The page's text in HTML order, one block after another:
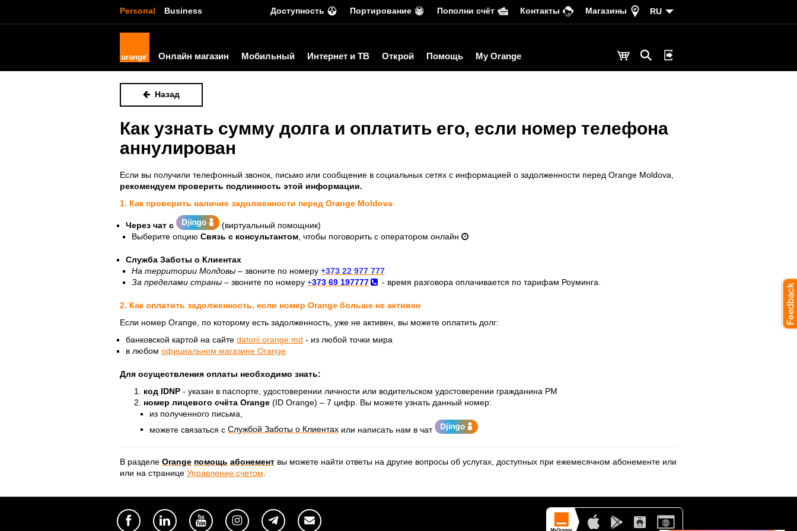
Personal Business Доступность Портирование Пополни счёт Контакты Магазины RU
Онлайн магазин Мобильный Интернет и ТВ Открой Помощь My Orange
Назад
Как узнать сумму долга и оплатить его, если номер телефона
аннулирован
Если вы получили телефонный звонок, письмо или сообщение в социальных сетях с информацией о задолженности перед Orange Moldova,
рекомендуем проверить подлинность этой информации.
1. Как проверить наличие задолженности перед Orange Moldova
Через чат с
(виртуальный помощник)
Выберите опцию Связь с консультантом , чтобы поговорить с оператором онлайн
Служба Заботы о Клиентах
На территории Молдовы – звоните по номеру +373 22 977 777
За пределами страны – звоните по номеру +373 69 197777 - время разговора оплачивается по тарифам Роуминга.
2. Как оплатить задолженность, если номер Orange больше не активен
Если номер Orange, по которому есть задолженность, уже не активен, вы можете оплатить долг:
банковской картой на сайте datorii.orange.md - из любой точки мира
в любом официальном магазине Orange
Для осуществления оплаты необходимо знать:
код IDNP - указан в паспорте, удостоверении личности или водительском удостоверении гражданина РМ
номер лицевого счёта Orange (ID Orange) – 7 цифр. Вы можете узнать данный номер:
из полученного письма,
можете связаться с Службой Заботы о Клиентах или написать нам в чат
В разделе Orange помощь абонемент вы можете найти ответы на другие вопросы об услугах, доступных при ежемесячном абонементе или
или на странице Управление счетом